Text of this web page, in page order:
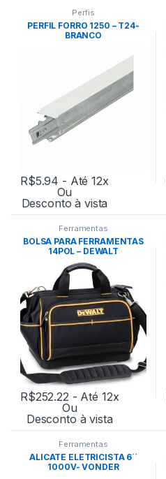
Perfis
PERFIL FORRO 1250 – T24-
BRANCO
R$5.94 - Até 12x
Ou
Desconto à vista
Ferramentas
BOLSA PARA FERRAMENTAS
14POL – DEWALT
R$252.22 - Até 12x
Ou
Desconto à vista
Ferramentas
ALICATE ELETRICISTA 6´´
1000V- VONDER